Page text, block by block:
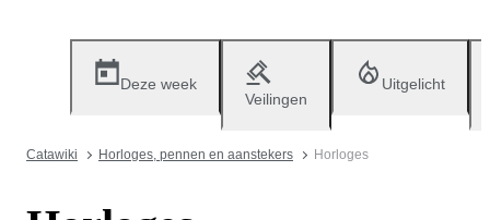
Deze week
Veilingen
Uitgelicht
Catawiki Horloges, pennen en aanstekers Horloges